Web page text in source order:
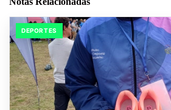
DEPORTES